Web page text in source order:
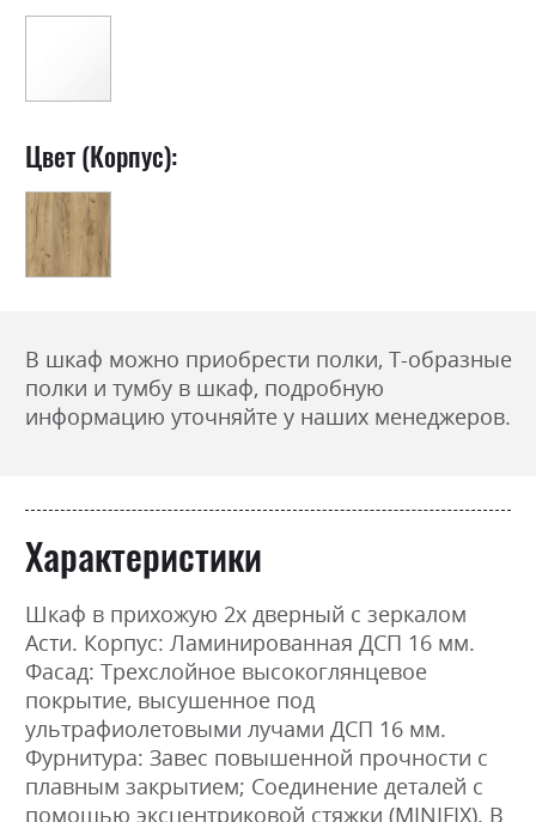
Цвет (Корпус):
В шкаф можно приобрести полки, Т-образные
полки и тумбу в шкаф, подробную
информацию уточняйте у наших менеджеров.
Характеристики
Шкаф в прихожую 2х дверный с зеркалом
Асти. Корпус: Ламинированная ДСП 16 мм.
Фасад: Трехслойное высокоглянцевое
покрытие, высушенное под
ультрафиолетовыми лучами ДСП 16 мм.
Фурнитура: Завес повышенной прочности с
плавным закрытием; Соединение деталей с
помощью эксцентриковой стяжки (MINIFIX). В